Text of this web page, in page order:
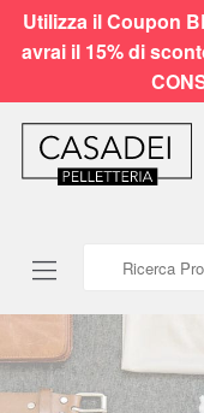
Utilizza il Coupon
avrai il 15% di